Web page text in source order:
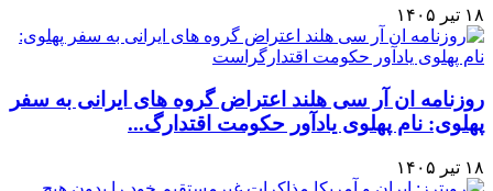
۱۸ تیر ۱۴۰۵
روزنامه ان آر سی هلند اعتراض گروه های ایرانی به سفر
پهلوی: نام پهلوی یادآور حکومت اقتدارگ...
۱۸ تیر ۱۴۰۵